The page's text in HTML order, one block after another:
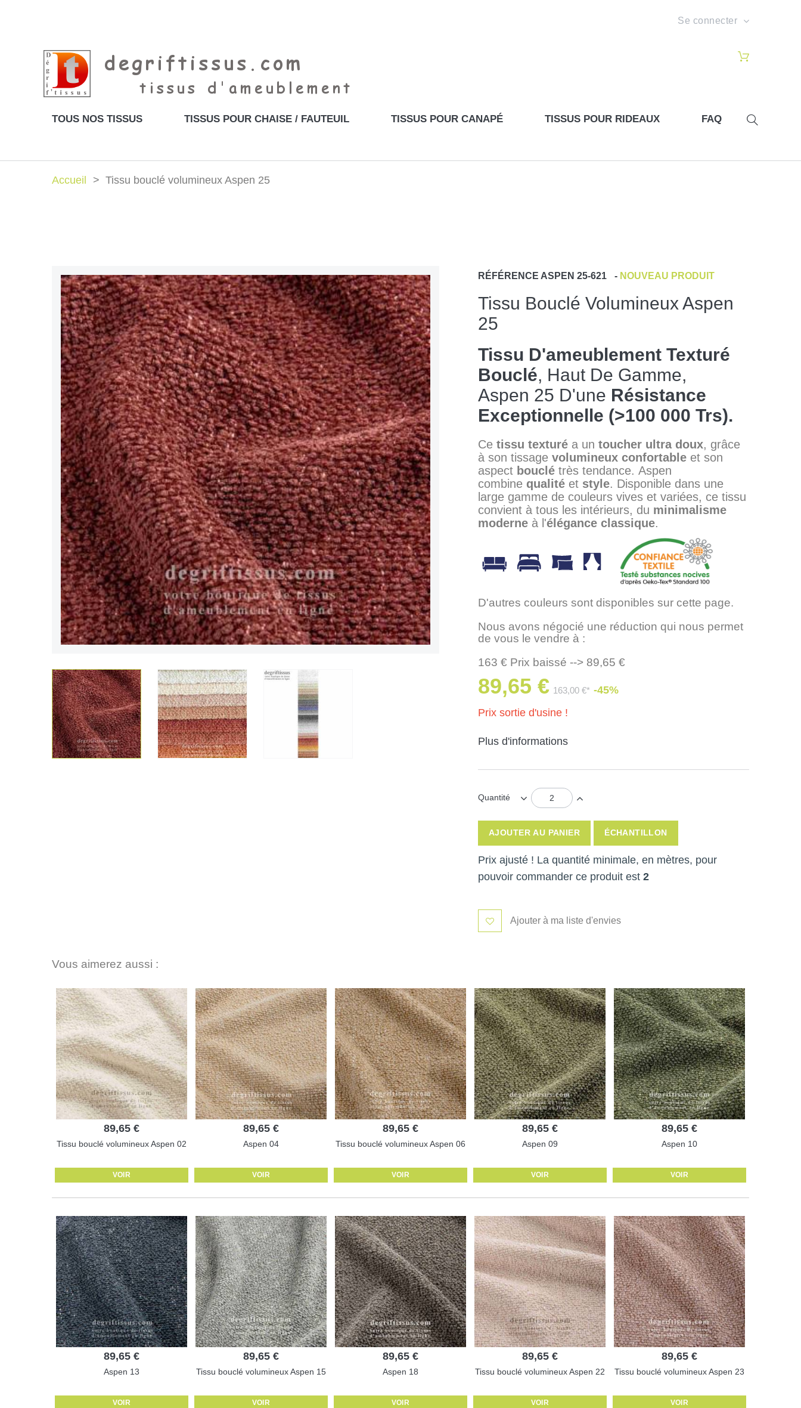
Se connecter
TOUS NOS TISSUS TISSUS POUR CHAISE / FAUTEUIL TISSUS POUR CANAPÉ TISSUS POUR RIDEAUX FAQ
Accueil Tissu bouclé volumineux Aspen 25
RÉFÉRENCE ASPEN 25-621 - NOUVEAU PRODUIT
Tissu Bouclé Volumineux Aspen
25
Tissu D'ameublement Texturé
Bouclé, Haut De Gamme,
Aspen 25 D'une Résistance
Exceptionnelle (>100 000 Trs).
Ce tissu texturéa un toucher ultra doux, grâce
à son tissage volumineux confortableet son
aspect bouclétrès tendance. Aspen
combine qualitéet style. Disponible dans une
large gamme de couleurs vives et variées, ce tissu
convient à tous les intérieurs, du minimalisme
moderneà l'élégance classique.
D'autres couleurs sont disponibles sur cette page.
Nous avons négocié une réduction qui nous permet
de vous le vendre à :
163 € Prix baissé --> 89,65 €
89,65 € 163,00 €* -45%
Prix sortie d'usine !
Plus d'informations
Quantité
AJOUTER AU PANIER ÉCHANTILLON
Prix ajusté ! La quantité minimale, en mètres, pour
pouvoir commander ce produit est 2
Ajouter à ma liste d'envies
Vous aimerez aussi :
89,65 €
Tissu bouclé volumineux Aspen 02
VOIR
89,65 €
Aspen 04
VOIR
89,65 €
Tissu bouclé volumineux Aspen 06
VOIR
89,65 €
Aspen 09
VOIR
89,65 €
Aspen 10
VOIR
89,65 €
Aspen 13
VOIR
89,65 €
Tissu bouclé volumineux Aspen 15
VOIR
89,65 €
Aspen 18
VOIR
89,65 €
Tissu bouclé volumineux Aspen 22
VOIR
89,65 €
Tissu bouclé volumineux Aspen 23
VOIR